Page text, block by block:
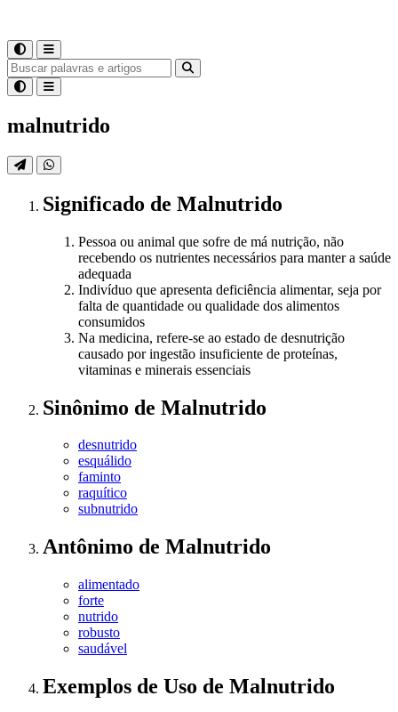
malnutrido
Significado de Malnutrido
Pessoa ou animal que sofre de má nutrição, não
recebendo os nutrientes necessários para manter a saúde
adequada
Indivíduo que apresenta deficiência alimentar, seja por
falta de quantidade ou qualidade dos alimentos
consumidos
Na medicina, refere-se ao estado de desnutrição
causado por ingestão insuficiente de proteínas,
vitaminas e minerais essenciais
Sinônimo de Malnutrido
desnutrido
esquálido
faminto
raquítico
subnutrido
Antônimo de Malnutrido
alimentado
forte
nutrido
robusto
saudável
Exemplos de Uso de Malnutrido